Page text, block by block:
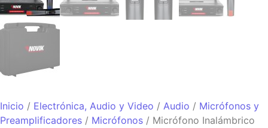
Inicio / Electrónica, Audio y Video / Audio / Micrófonos y
Preamplificadores / Micrófonos / Micrófono Inalámbrico